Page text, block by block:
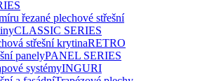
řezané plechové střešní
CLASSIC SERIES
střešní krytinaRETRO
panelyPANEL SERIES
systémyINGURI